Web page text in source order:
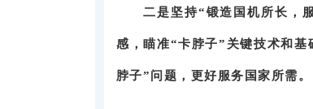
二是坚持“锻造国机所长，
感，瞄准“卡脖子”关键技术和
脖子”问题，更好服务国家所需。